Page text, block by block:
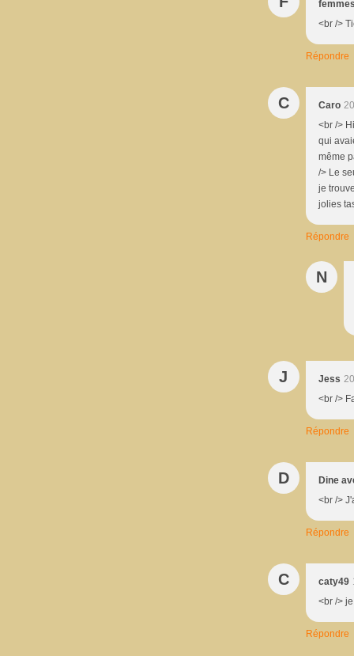
<br />
Répondre
C Caro
<br />
qui
même
/> Le
je
jolies
Répondre
N
J Jess
<br />
Répondre
D
Dine
<br />
Répondre
C caty49
<br />
Répondre